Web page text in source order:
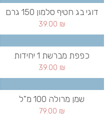
דוגי בג חטיף סלמון 150 גרם
39.00 ₪
כפפת מברשת 1 יחידות
39.00 ₪
שמן מרולה 100 מ"ל
79.00 ₪